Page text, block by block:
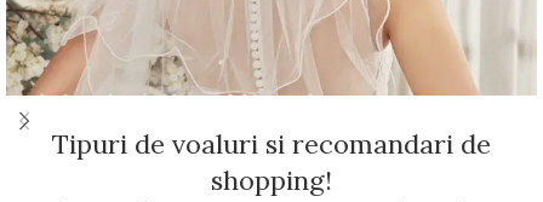
Tipuri de voaluri si recomandari de
shopping!